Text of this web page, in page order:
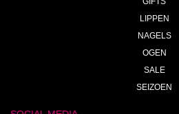
LIPPEN
NAGELS
OGEN
SALE
SEIZOEN